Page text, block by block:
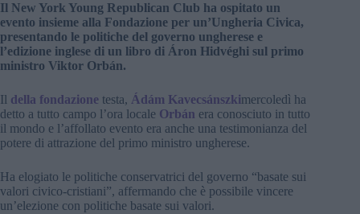
Il New York Young Republican Club ha ospitato un
evento insieme alla Fondazione per un’Ungheria Civica,
presentando le politiche del governo ungherese e
l’edizione inglese di un libro di Áron Hidvéghi sul primo
ministro Viktor Orbán.
Il della fondazione testa, Ádám Kavecsánszkimercoledì ha
detto a tutto campo l’ora locale Orbán era conosciuto in tutto
il mondo e l’affollato evento era anche una testimonianza del
potere di attrazione del primo ministro ungherese.
Ha elogiato le politiche conservatrici del governo “basate sui
valori civico-cristiani”, affermando che è possibile vincere
un’elezione con politiche basate sui valori.